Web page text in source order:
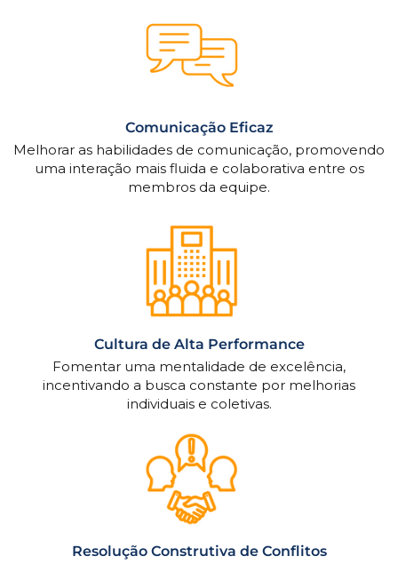
Comunicação Eficaz
Melhorar as habilidades de comunicação, promovendo
uma interação mais fluida e colaborativa entre os
membros da equipe.
Cultura de Alta Performance
Fomentar uma mentalidade de excelência,
incentivando a busca constante por melhorias
individuais e coletivas.
Resolução Construtiva de Conflitos